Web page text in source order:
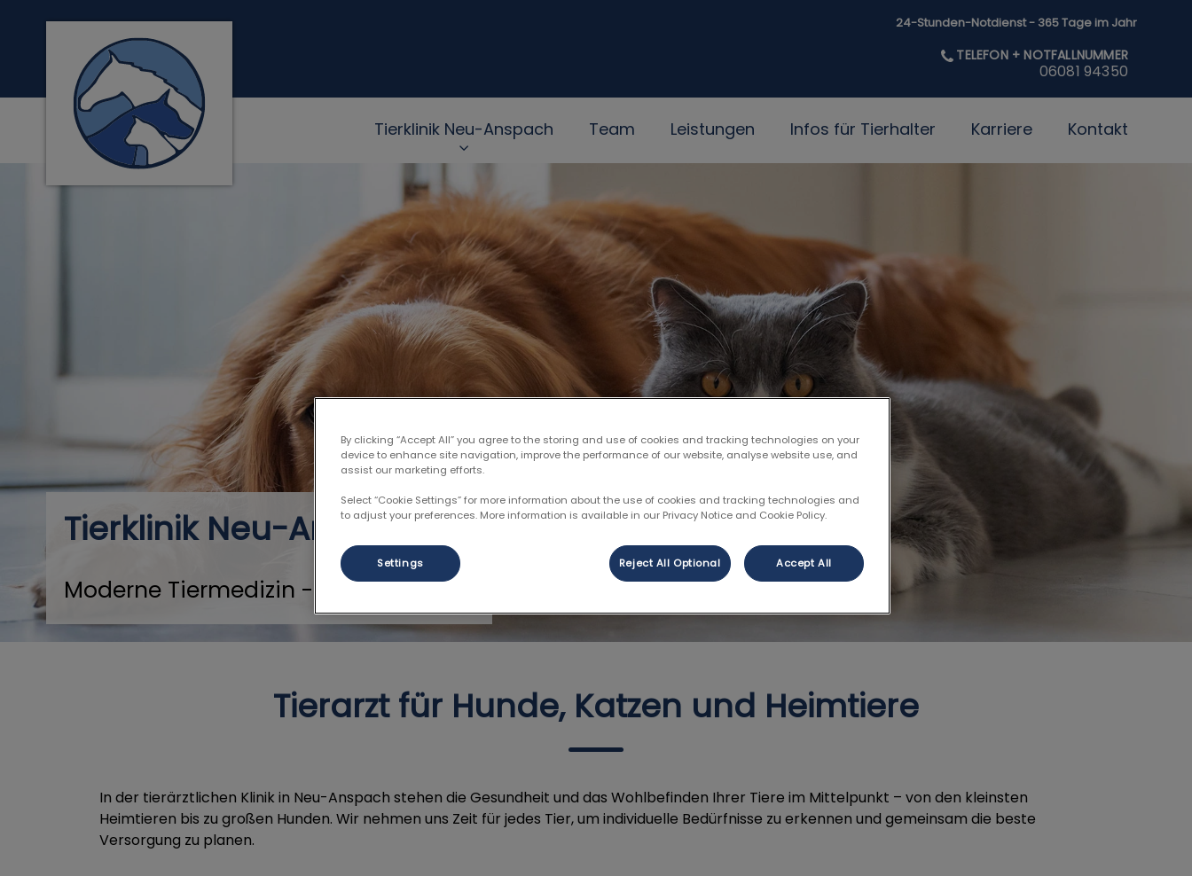
24-Stunden-Notdienst - 365 Tage im Jahr
Homepage Tierklink Neu-Anspach
TELEFON + NOTFALLNUMMER
06081 94350
Tierklinik Neu-Anspach Team Leistungen Infos für Tierhalter Karriere Kontakt
Tierklinik Neu-Anspach
Moderne Tiermedizin - 24h Notdienst
Tierarzt für Hunde, Katzen und Heimtiere
In der tierärztlichen Klinik in Neu-Anspach stehen die Gesundheit und das Wohlbefinden Ihrer Tiere im Mittelpunkt – von den kleinsten
Heimtieren bis zu großen Hunden. Wir nehmen uns Zeit für jedes Tier, um individuelle Bedürfnisse zu erkennen und gemeinsam die beste
Versorgung zu planen.
By clicking “Accept All” you agree to the storing and use of cookies and tracking technologies on your
device to enhance site navigation, improve the performance of our website, analyse website use, and
assist our marketing efforts.
Select “Cookie Settings” for more information about the use of cookies and tracking technologies and
to adjust your preferences. More information is available in our Privacy Notice and Cookie Policy.
Settings Reject All Optional Accept All